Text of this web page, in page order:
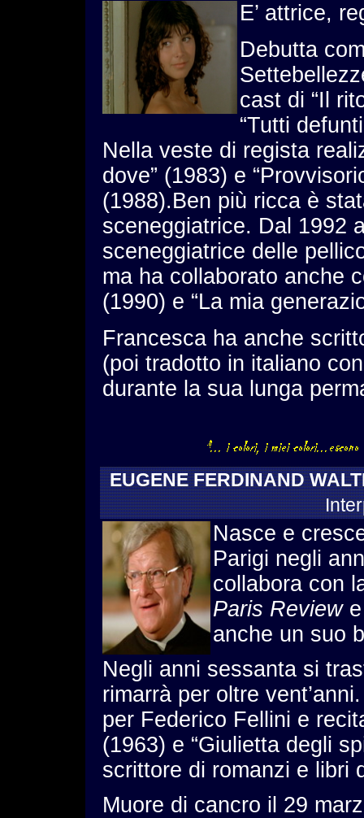
E’ attrice,
Debutta
cast di “Il
“Tutti
Nella veste di regista
dove” (1983) e
(1988).Ben più ricca è
sceneggiatrice. Dal 1992
sceneggiatrice delle
ma ha collaborato anche
(1990) e “La mia
Francesca ha anche
(poi tradotto in italiano
durante la sua lunga
EUGENE FERDINAND
Nasce e
Parigi negli
collabora con
Paris Reviewe
anche un suo
Negli anni sessanta si
rimarrà per oltre
per Federico Fellini e
(1963) e “Giulietta degli
scrittore di romanzi e libri
Muore di cancro il 29